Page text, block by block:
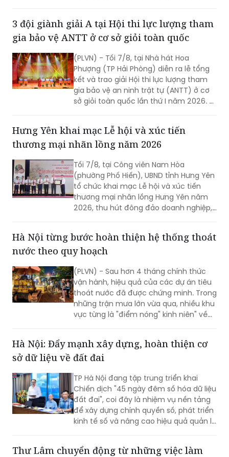
3 đội giành giải A tại Hội thi lực lượng tham
gia bảo vệ ANTT ở cơ sở giỏi toàn quốc
(PLVN) - Tối 7/8, tại Nhà hát Hoa
Phượng (TP Hải Phòng) diễn ra lễ tổng
kết và trao giải Hội thi lực lượng tham
gia bảo vệ an ninh trật tự (ANTT) ở cơ
sở giỏi toàn quốc lần thứ I năm 2026. 3
Hưng Yên khai mạc Lễ hội và xúc tiến
thương mại nhãn lồng năm 2026
Tối 7/8, tại Công viên Nam Hòa
(phường Phố Hiến), UBND tỉnh Hưng Yên
tổ chức khai mạc Lễ hội và xúc tiến
thương mại nhãn lồng Hưng Yên năm
2026, thu hút đông đảo doanh nghiệp,
Hà Nội từng bước hoàn thiện hệ thống thoát
nước theo quy hoạch
(PLVN) - Sau hơn 4 tháng chính thức
vận hành, hiệu quả của các dự án tiêu
thoát nước đã được chứng minh. Trong
những trận mưa lớn vừa qua, nhiều khu
vực từng là "điểm nóng" kinh niên" về
Hà Nội: Đẩy mạnh xây dựng, hoàn thiện cơ
sở dữ liệu về đất đai
TP Hà Nội đang tập trung triển khai
Chiến dịch "45 ngày đêm số hóa dữ liệu
đất đai", coi đây là nhiệm vụ nền tảng
để xây dựng chính quyền số, phát triển
kinh tế số và nâng cao hiệu quả quản lý
Thư Lâm chuyển động từ những việc làm